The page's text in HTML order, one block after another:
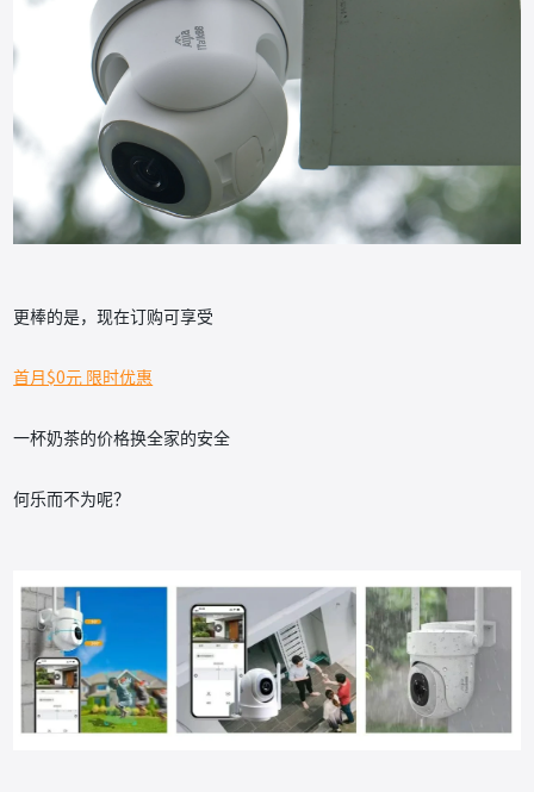
更棒的是，现在订购可享受
首月$0元 限时优惠
一杯奶茶的价格换全家的安全
何乐而不为呢？